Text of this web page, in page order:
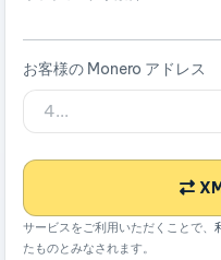
お客様の Monero アドレス
サービスをご利用いただくことで、
たものとみなされます。